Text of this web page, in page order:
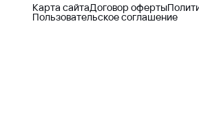
Карта сайтаДоговор оферты
Пользовательское соглашение